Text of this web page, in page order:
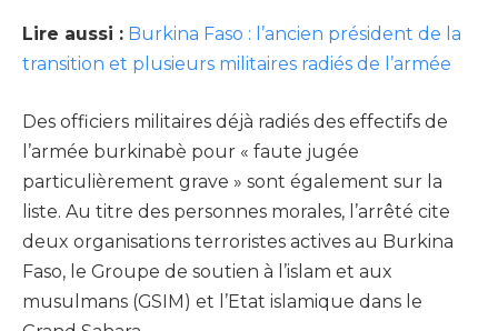
Lire aussi : Burkina Faso : l’ancien président de la
transition et plusieurs militaires radiés de l’armée
Des officiers militaires déjà radiés des effectifs de
l’armée burkinabè pour « faute jugée
particulièrement grave » sont également sur la
liste. Au titre des personnes morales, l’arrêté cite
deux organisations terroristes actives au Burkina
Faso, le Groupe de soutien à l’islam et aux
musulmans (GSIM) et l’Etat islamique dans le